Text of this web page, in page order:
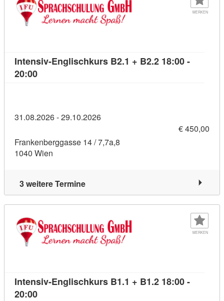
MERKEN
Intensiv-Englischkurs B2.1 + B2.2 18:00 -
20:00Kursdetail: Intensiv-Englischkurs B2.1 + B2.2
31.08.2026 - 29.10.2026
€ 450,00
Frankenberggasse 14 / 7,7a,8
1040 Wien
3 weitere Termine
MERKEN
Intensiv-Englischkurs B1.1 + B1.2 18:00 -
20:00Kursdetail: Intensiv-Englischkurs B1.1 + B1.2